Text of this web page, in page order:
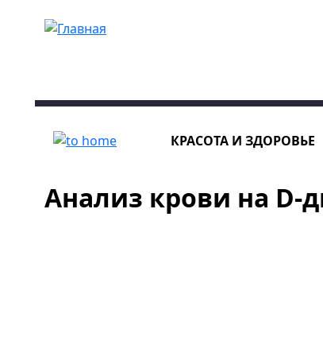
КРАСОТА И ЗДОРОВЬЕ
Анализ крови на D-